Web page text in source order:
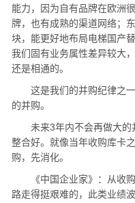
能力，因为自有品牌在欧洲
牌，也有成熟的渠道网络；
块，能更好地布局电梯国产
我们固有业务属性差异较大
还是相通的。
这是我们的并购纪律之一
的并购。
未来3年内不会再做大的
整合好。就像当年收购库卡
购，先消化。
《中国企业家》：从收购
路走得挺艰难的，此类业绩